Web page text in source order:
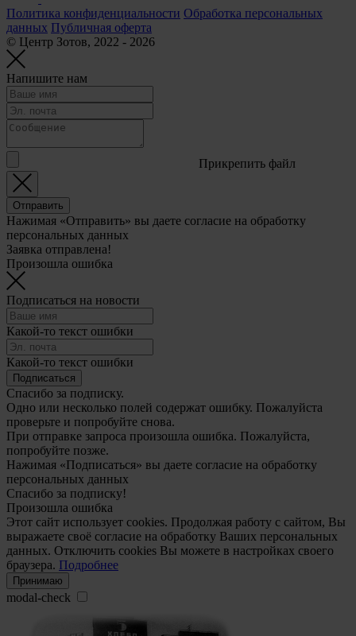
Политика конфиденциальности Обработка персональных
данных Публичная оферта
© Центр Зотов, 2022 - 2026
Напишите нам
Прикрепить файл
Отправить
Нажимая «Отправить» вы даете согласие на обработку
персональных данных
Заявка отправлена!
Произошла ошибка
Подписаться на новости
Какой-то текст ошибки
Какой-то текст ошибки
Подписаться
Спасибо за подписку.
Одно или несколько полей содержат ошибку. Пожалуйста
проверьте и попробуйте снова.
При отправке запроса произошла ошибка. Пожалуйста,
попробуйте позже.
Нажимая «Подписаться» вы даете согласие на обработку
персональных данных
Спасибо за подписку!
Произошла ошибка
Этот сайт использует cookies. Продолжая работу с сайтом, Вы
выражаете своё согласие на обработку Ваших персональных
данных. Отключить cookies Вы можете в настройках своего
браузера. Подробнее
Принимаю
modal-check